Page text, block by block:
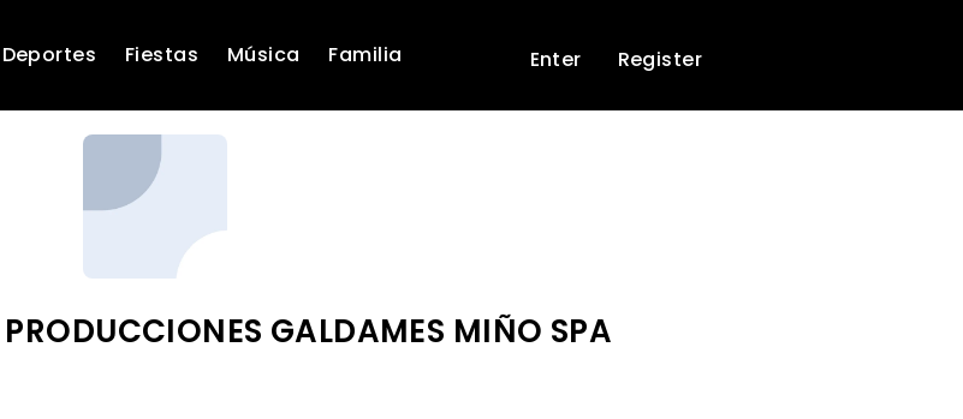
Deportes Fiestas Música Familia Enter Register
PRODUCCIONES GALDAMES MIÑO SPA